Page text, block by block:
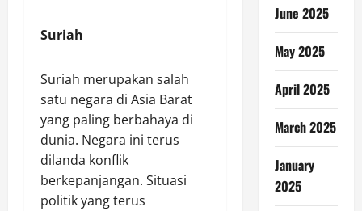
Suriah
Suriah merupakan salah
satu negara di Asia Barat
yang paling berbahaya di
dunia. Negara ini terus
dilanda konflik
berkepanjangan. Situasi
politik yang terus
June 2025
May 2025
April 2025
March 2025
January
2025